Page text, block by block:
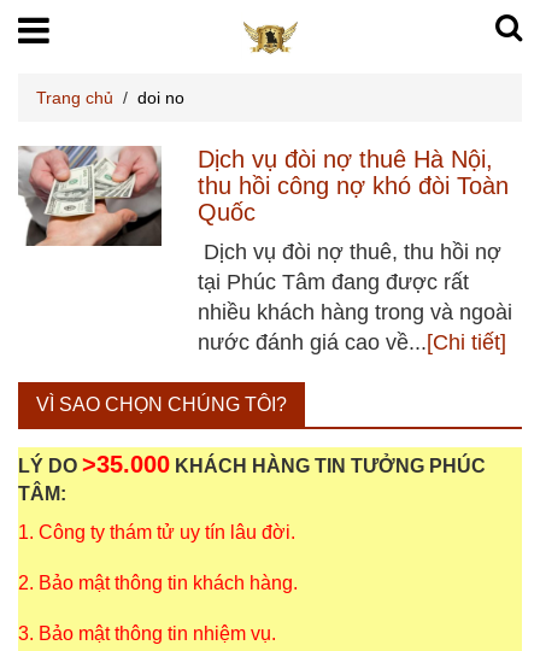
Trang chủ / doi no
Dịch vụ đòi nợ thuê Hà Nội,
thu hồi công nợ khó đòi Toàn
Quốc
Dịch vụ đòi nợ thuê, thu hồi nợ
tại Phúc Tâm đang được rất
nhiều khách hàng trong và ngoài
nước đánh giá cao về...[Chi tiết]
VÌ SAO CHỌN CHÚNG TÔI?
LÝ DO >35.000 KHÁCH HÀNG TIN TƯỞNG PHÚC
TÂM:
1. Công ty thám tử uy tín lâu đời.
2. Bảo mật thông tin khách hàng.
3. Bảo mật thông tin nhiệm vụ.